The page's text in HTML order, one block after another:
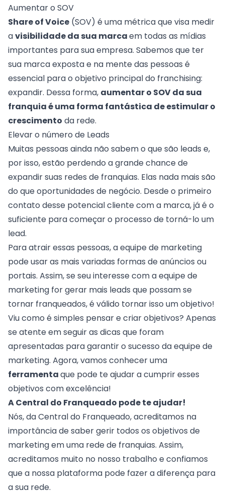
Aumentar o SOV
Share of Voice (SOV) é uma métrica que visa medir
avisibilidade da sua marcaem todas as mídias
importantes para sua empresa. Sabemos que ter
sua marca exposta e na mente das pessoas é
essencial para o objetivo principal do franchising:
expandir. Dessa forma, aumentar o SOV da sua
franquia é uma forma fantástica de estimular o
crescimento da rede.
Elevar o número de Leads
Muitas pessoas ainda não sabem o que são leads e,
por isso, estão perdendo a grande chance de
expandir suas redes de franquias. Elas nada mais são
do que oportunidades de negócio. Desde o primeiro
contato desse potencial cliente com a marca, já é o
suficiente para começar o processo de torná-lo um
lead.
Para atrair essas pessoas, a equipe de marketing
pode usar as mais variadas formas de anúncios ou
portais. Assim, se seu interesse com a equipe de
marketing forgerar mais leads que possam se
tornar franqueados, é válido tornar isso um objetivo!
Viu como é simples pensar e criar objetivos? Apenas
se atente em seguir as dicas que foram
apresentadas para garantir o sucesso da equipe de
marketing. Agora, vamos conhecer uma
ferramentaque pode te ajudar a cumprir esses
objetivos com excelência!
A Central do Franqueado pode te ajudar!
Nós, daCentral do Franqueado, acreditamos na
importância de saber gerir todos os objetivos de
marketing em uma rede de franquias. Assim,
acreditamos muito no nosso trabalho e confiamos
que a nossa plataforma pode fazer a diferença para
a sua rede.